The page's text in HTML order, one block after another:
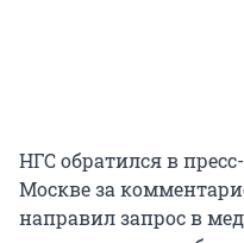
НГС обратился в
Москве за
направил запрос в